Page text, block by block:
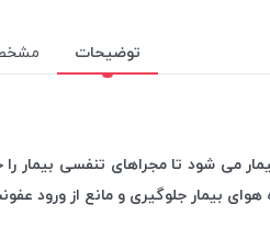
توضیحات
می شود تا مجراهای تنفسی بیمار
هوای بیمار جلوگیری و مانع از ورود